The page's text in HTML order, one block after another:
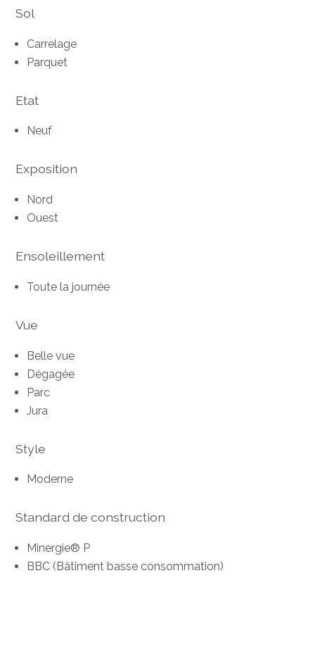
Sol
Carrelage
Parquet
Etat
Neuf
Exposition
Nord
Ouest
Ensoleillement
Toute la journée
Vue
Belle vue
Dégagée
Parc
Jura
Style
Moderne
Standard de construction
Minergie® P
BBC (Bâtiment basse consommation)